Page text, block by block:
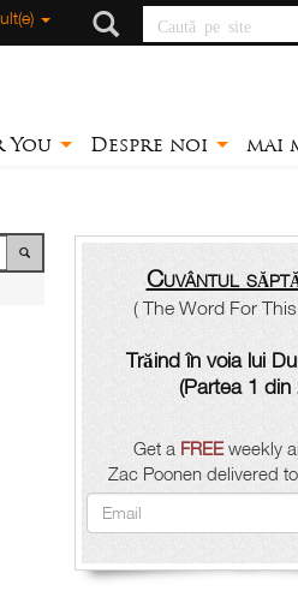
Caută pe
You Despre noi mai
Cuvântul
( The Word For
Trăind în voia lui
(Partea 1 din
Get a FREEweekly
Zac Poonen delivered